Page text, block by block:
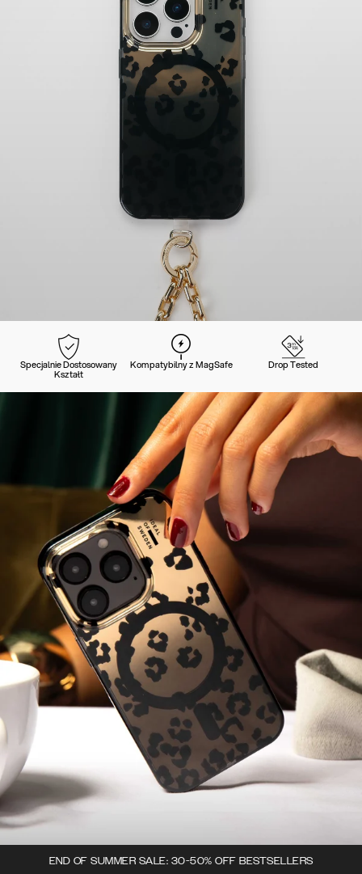
Specjalnie Dostosowany
Kształt
Kompatybilny z MagSafe Drop Tested
END OF SUMMER SALE: 30-50% OFF BESTSELLERS